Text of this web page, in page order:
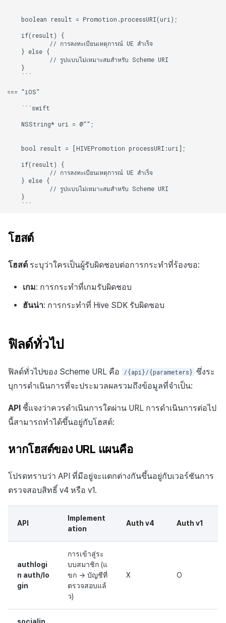
    boolean result = Promotion.processURI(uri);
    if(result) {
            // การลงทะเบียนเหตุการณ์ UE สำเร็จ
    } else {
            // รูปแบบไม่เหมาะสมสำหรับ Scheme URI
    }
    ```
=== "iOS"
    ```swift
    NSString* uri = @"";
    bool result = [HIVEPromotion processURI:uri];
    if(result) {
            // การลงทะเบียนเหตุการณ์ UE สำเร็จ
    } else {
            // รูปแบบไม่เหมาะสมสำหรับ Scheme URI
    }
โฮสต์
โฮสต์ ระบุว่าใครเป็นผู้รับผิดชอบต่อการกระทำที่ร้องขอ:
เกม: การกระทำที่เกมรับผิดชอบ
ฮันน่า: การกระทำที่ Hive SDK รับผิดชอบ
ฟิลด์ทั่วไป
ฟิลด์ทั่วไปของ Scheme URL คือ /{api}/{parameters} ซึ่งระ
บุการดำเนินการที่จะประมวลผลรวมถึงข้อมูลที่จำเป็น:
API ชี้แจงว่าควรดำเนินการใดผ่าน URL การดำเนินการต่อไป
นี้สามารถทำได้ขึ้นอยู่กับโฮสต์:
หากโฮสต์ของ URL แผนคือ
โปรดทราบว่า API ที่มีอยู่จะแตกต่างกันขึ้นอยู่กับเวอร์ชันการ
ตรวจสอบสิทธิ์ v4 หรือ v1.
API
Implement
ation
Auth v4 Auth v1
authlogi
n auth/lo
gin
การเข้าสู่ระ
บบสมาชิก (แ
ขก -> บัญชีที่
ตรวจสอบแล้
ว)
X O
socialin